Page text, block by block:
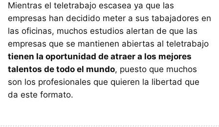
Mientras el teletrabajo escasea ya que las
empresas han decidido meter a sus tabajadores en
las oficinas, muchos estudios alertan de que las
empresas que se mantienen abiertas al teletrabajo
tienen la oportunidad de atraer a los mejores
talentos de todo el mundo, puesto que muchos
son los profesionales que quieren la libertad que
da este formato.